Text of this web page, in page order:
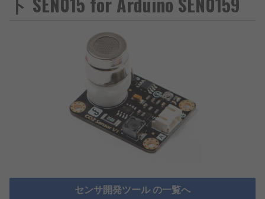
センサ開発ツール の一覧へ